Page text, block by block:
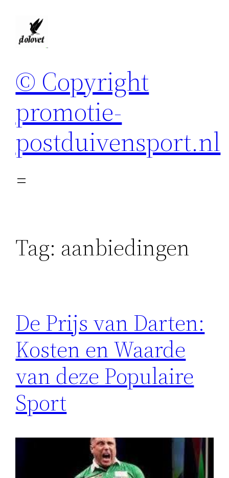
© Copyright
promotie-
postduivensport.nl
Tag: aanbiedingen
De Prijs van Darten:
Kosten en Waarde
van deze Populaire
Sport